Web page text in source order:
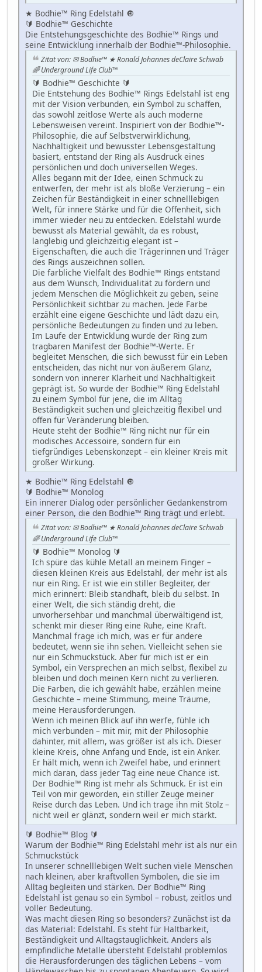
★ Bodhie™ Ring Edelstahl 🔘
🔰 Bodhie™ Geschichte
Die Entstehungsgeschichte des Bodhie™ Rings und
seine Entwicklung innerhalb der Bodhie™-Philosophie.
Zitat von: ✉ Bodhie™ ★ Ronald Johannes deClaire Schwab
🌈 Underground Life Club™
🔰 Bodhie™ Geschichte 🔰
Die Entstehung des Bodhie™ Rings Edelstahl ist eng
mit der Vision verbunden, ein Symbol zu schaffen,
das sowohl zeitlose Werte als auch moderne
Lebensweisen vereint. Inspiriert von der Bodhie™-
Philosophie, die auf Selbstverwirklichung,
Nachhaltigkeit und bewusster Lebensgestaltung
basiert, entstand der Ring als Ausdruck eines
persönlichen und doch universellen Weges.
Alles begann mit der Idee, einen Schmuck zu
entwerfen, der mehr ist als bloße Verzierung – ein
Zeichen für Beständigkeit in einer schnelllebigen
Welt, für innere Stärke und für die Offenheit, sich
immer wieder neu zu entdecken. Edelstahl wurde
bewusst als Material gewählt, da es robust,
langlebig und gleichzeitig elegant ist –
Eigenschaften, die auch die Trägerinnen und Träger
des Rings auszeichnen sollen.
Die farbliche Vielfalt des Bodhie™ Rings entstand
aus dem Wunsch, Individualität zu fördern und
jedem Menschen die Möglichkeit zu geben, seine
Persönlichkeit sichtbar zu machen. Jede Farbe
erzählt eine eigene Geschichte und lädt dazu ein,
persönliche Bedeutungen zu finden und zu leben.
Im Laufe der Entwicklung wurde der Ring zum
tragbaren Manifest der Bodhie™-Werte. Er
begleitet Menschen, die sich bewusst für ein Leben
entscheiden, das nicht nur von äußerem Glanz,
sondern von innerer Klarheit und Nachhaltigkeit
geprägt ist. So wurde der Bodhie™ Ring Edelstahl
zu einem Symbol für jene, die im Alltag
Beständigkeit suchen und gleichzeitig flexibel und
offen für Veränderung bleiben.
Heute steht der Bodhie™ Ring nicht nur für ein
modisches Accessoire, sondern für ein
tiefgründiges Lebenskonzept – ein kleiner Kreis mit
großer Wirkung.
★ Bodhie™ Ring Edelstahl 🔘
🔰 Bodhie™ Monolog
Ein innerer Dialog oder persönlicher Gedankenstrom
einer Person, die den Bodhie™ Ring trägt und erlebt.
Zitat von: ✉ Bodhie™ ★ Ronald Johannes deClaire Schwab
🌈 Underground Life Club™
🔰 Bodhie™ Monolog 🔰
Ich spüre das kühle Metall an meinem Finger –
diesen kleinen Kreis aus Edelstahl, der mehr ist als
nur ein Ring. Er ist wie ein stiller Begleiter, der
mich erinnert: Bleib standhaft, bleib du selbst. In
einer Welt, die sich ständig dreht, die
unvorhersehbar und manchmal überwältigend ist,
schenkt mir dieser Ring eine Ruhe, eine Kraft.
Manchmal frage ich mich, was er für andere
bedeutet, wenn sie ihn sehen. Vielleicht sehen sie
nur ein Schmuckstück. Aber für mich ist er ein
Symbol, ein Versprechen an mich selbst, flexibel zu
bleiben und doch meinen Kern nicht zu verlieren.
Die Farben, die ich gewählt habe, erzählen meine
Geschichte – meine Stimmung, meine Träume,
meine Herausforderungen.
Wenn ich meinen Blick auf ihn werfe, fühle ich
mich verbunden – mit mir, mit der Philosophie
dahinter, mit allem, was größer ist als ich. Dieser
kleine Kreis, ohne Anfang und Ende, ist ein Anker.
Er hält mich, wenn ich Zweifel habe, und erinnert
mich daran, dass jeder Tag eine neue Chance ist.
Der Bodhie™ Ring ist mehr als Schmuck. Er ist ein
Teil von mir geworden, ein stiller Zeuge meiner
Reise durch das Leben. Und ich trage ihn mit Stolz –
nicht weil er glänzt, sondern weil er mich stärkt.
🔰 Bodhie™ Blog 🔰
Warum der Bodhie™ Ring Edelstahl mehr ist als nur ein
Schmuckstück
In unserer schnelllebigen Welt suchen viele Menschen
nach kleinen, aber kraftvollen Symbolen, die sie im
Alltag begleiten und stärken. Der Bodhie™ Ring
Edelstahl ist genau so ein Symbol – robust, zeitlos und
voller Bedeutung.
Was macht diesen Ring so besonders? Zunächst ist da
das Material: Edelstahl. Es steht für Haltbarkeit,
Beständigkeit und Alltagstauglichkeit. Anders als
empfindliche Metalle übersteht Edelstahl problemlos
die Herausforderungen des täglichen Lebens – vom